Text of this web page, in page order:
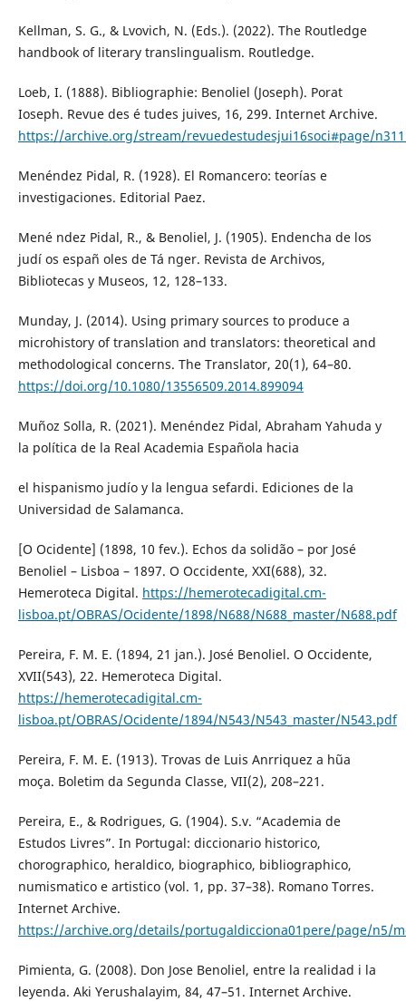
Kellman, S. G., & Lvovich, N. (Eds.). (2022). The Routledge
handbook of literary translingualism. Routledge.
Loeb, I. (1888). Bibliographie: Benoliel (Joseph). Porat
Ioseph. Revue des é tudes juives, 16, 299. Internet Archive.
https://archive.org/stream/revuedestudesjui16soci#page/
Menéndez Pidal, R. (1928). El Romancero: teorías e
investigaciones. Editorial Paez.
Mené ndez Pidal, R., & Benoliel, J. (1905). Endencha de los
judí os españ oles de Tá nger. Revista de Archivos,
Bibliotecas y Museos, 12, 128–133.
Munday, J. (2014). Using primary sources to produce a
microhistory of translation and translators: theoretical and
methodological concerns. The Translator, 20(1), 64–80.
https://doi.org/10.1080/13556509.2014.899094
Muñoz Solla, R. (2021). Menéndez Pidal, Abraham Yahuda y
la política de la Real Academia Española hacia
el hispanismo judío y la lengua sefardi. Ediciones de la
Universidad de Salamanca.
[O Ocidente] (1898, 10 fev.). Echos da solidão – por José
Benoliel – Lisboa – 1897. O Occidente, XXI(688), 32.
Hemeroteca Digital. https://hemerotecadigital.cm-
lisboa.pt/OBRAS/Ocidente/1898/N688/N688_master/N688.pdf
Pereira, F. M. E. (1894, 21 jan.). José Benoliel. O Occidente,
XVII(543), 22. Hemeroteca Digital.
https://hemerotecadigital.cm-
lisboa.pt/OBRAS/Ocidente/1894/N543/N543_master/N543.pdf
Pereira, F. M. E. (1913). Trovas de Luis Anrriquez a hũa
moça. Boletim da Segunda Classe, VII(2), 208–221.
Pereira, E., & Rodrigues, G. (1904). S.v. “Academia de
Estudos Livres”. In Portugal: diccionario historico,
chorographico, heraldico, biographico, bibliographico,
numismatico e artistico (vol. 1, pp. 37–38). Romano Torres.
Internet Archive.
https://archive.org/details/portugaldicciona01pere/page/n5/
Pimienta, G. (2008). Don Jose Benoliel, entre la realidad i la
leyenda. Aki Yerushalayim, 84, 47–51. Internet Archive.